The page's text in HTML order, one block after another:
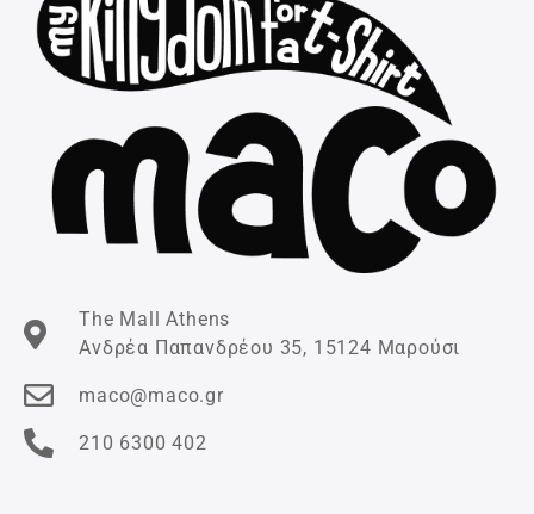
The Mall Athens
Ανδρέα Παπανδρέου 35, 15124 Μαρούσι
maco@maco.gr
210 6300 402